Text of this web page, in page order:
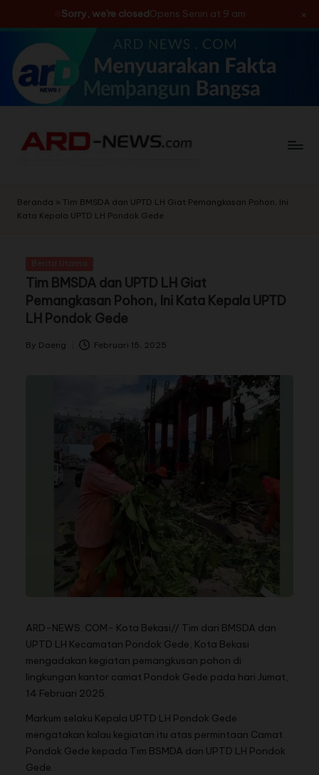
Sorry, we're closedOpens Senin at 9 am ×
Skip
content
Beranda » Tim BMSDA dan UPTD LH Giat Pemangkasan Pohon, Ini
Kata Kepala UPTD LH Pondok Gede
Tim BMSDA dan UPTD LH Giat
Pemangkasan Pohon, Ini Kata Kepala UPTD
LH Pondok Gede
By Daeng Februari 15, 2025
ARD-NEWS. COM- Kota Bekasi// Tim dari BMSDA dan
UPTD LH Kecamatan Pondok Gede, Kota Bekasi
mengadakan kegiatan pemangkusan pohon di
lingkungan kantor camat Pondok Gede pada hari Jumat,
14 Februari 2025.
Markum selaku Kepala UPTD LH Pondok Gede
mengatakan kalau kegiatan itu atas permintaan Camat
Pondok Gede kepada Tim BSMDA dan UPTD LH Pondok
Gede.